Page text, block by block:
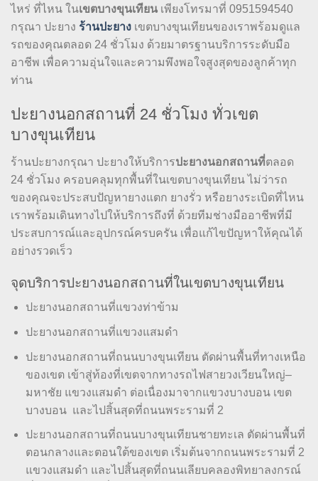
ไหร่ ที่ไหน ในเขตบางขุนเทียน เพียงโทรมาที่ 0951594540
กรุณา ปะยาง ร้านปะยาง เขตบางขุนเทียนของเราพร้อมดูแล
รถของคุณตลอด 24 ชั่วโมง ด้วยมาตรฐานบริการระดับมือ
อาชีพ เพื่อความอุ่นใจและความพึงพอใจสูงสุดของลูกค้าทุก
ท่าน
ปะยางนอกสถานที่ 24 ชั่วโมง ทั่วเขต
บางขุนเทียน
ร้านปะยางกรุณา ปะยางให้บริการปะยางนอกสถานที่ตลอด
24 ชั่วโมง ครอบคลุมทุกพื้นที่ในเขตบางขุนเทียน ไม่ว่ารถ
ของคุณจะประสบปัญหายางแตก ยางรั่ว หรือยางระเบิดที่ไหน
เราพร้อมเดินทางไปให้บริการถึงที่ ด้วยทีมช่างมืออาชีพที่มี
ประสบการณ์และอุปกรณ์ครบครัน เพื่อแก้ไขปัญหาให้คุณได้
อย่างรวดเร็ว
จุดบริการปะยางนอกสถานที่ในเขตบางขุนเทียน
ปะยางนอกสถานที่แขวงท่าข้าม
ปะยางนอกสถานที่แขวงแสมดำ
ปะยางนอกสถานที่ถนนบางขุนเทียน ตัดผ่านพื้นที่ทางเหนือ
ของเขต เข้าสู่ท้องที่เขตจากทางรถไฟสายวงเวียนใหญ่–
มหาชัย แขวงแสมดำ ต่อเนื่องมาจากแขวงบางบอน เขต
บางบอน และไปสิ้นสุดที่ถนนพระรามที่ 2
ปะยางนอกสถานที่ถนนบางขุนเทียนชายทะเล ตัดผ่านพื้นที่
ตอนกลางและตอนใต้ของเขต เริ่มต้นจากถนนพระรามที่ 2
แขวงแสมดำ และไปสิ้นสุดที่ถนนเลียบคลองพิทยาลงกรณ์